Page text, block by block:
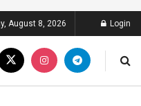
August 8, 2026 Login